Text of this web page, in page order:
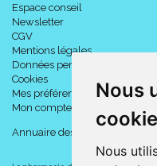
Nous
Nous
Espace conseil
Newsletter
CGV
Mentions légales
Données personnelles
Cookies
Mes préférences Cookies
Mon compte
Annuaire des pharmacies